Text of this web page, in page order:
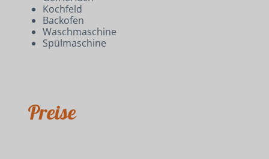
Kochfeld
Backofen
Waschmaschine
Spülmaschine
Preise